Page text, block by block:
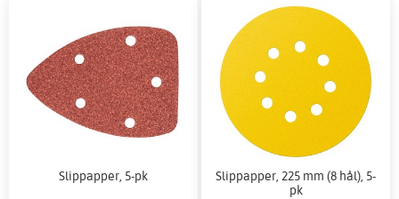
Slippapper, 5-pk
Slippapper, 225 mm (8 hål), 5-
pk